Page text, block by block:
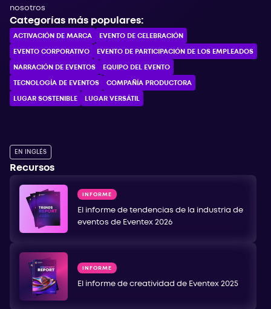
nosotros
Categorías más populares:
ACTIVACIÓN DE MARCA EVENTO DE CELEBRACIÓN
EVENTO CORPORATIVO EVENTO DE PARTICIPACIÓN DE LOS EMPLEADOS
NARRACIÓN DE EVENTOS EQUIPO DEL EVENTO
TECNOLOGÍA DE EVENTOS COMPAÑÍA PRODUCTORA
LUGAR SOSTENIBLE LUGAR VERSÁTIL
EN INGLÉS
Recursos
INFORME
El informe de tendencias de la industria de
eventos de Eventex 2026
INFORME
El informe de creatividad de Eventex 2025